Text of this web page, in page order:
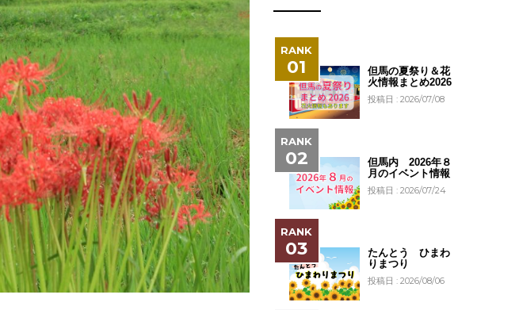
但馬の夏祭り＆花
火情報まとめ2026
投稿日 : 2026/07/08
但馬内 2026年８
月のイベント情報
投稿日 : 2026/07/24
たんとう ひまわ
りまつり
投稿日 : 2026/08/06